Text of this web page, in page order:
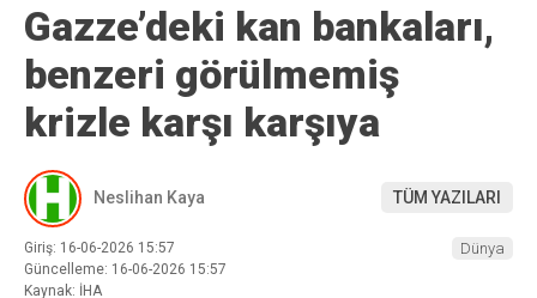
Gazze’deki kan bankaları,
benzeri görülmemiş
krizle karşı karşıya
Neslihan Kaya TÜM YAZILARI
Giriş: 16-06-2026 15:57
Güncelleme: 16-06-2026 15:57
Kaynak: İHA
Dünya